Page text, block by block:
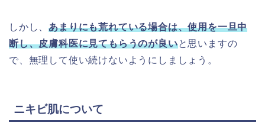
しかし、あまりにも荒れている場合は、使用を一旦中
断し、皮膚科医に見てもらうのが良いと思いますの
で、無理して使い続けないようにしましょう。
ニキビ肌について